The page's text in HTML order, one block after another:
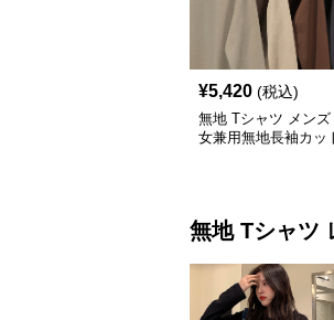
¥5,420 (税込)
無地 Tシャツ メンズ
女兼用無地長袖カッ
無地 Tシャツ